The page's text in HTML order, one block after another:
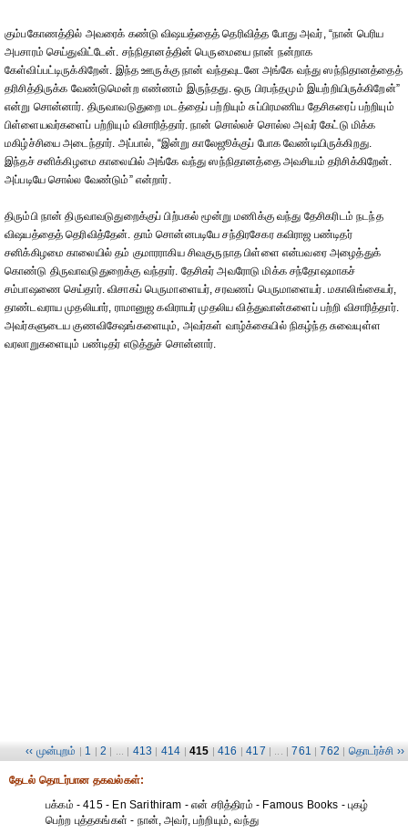
கும்பகோணத்தில் அவரைக் கண்டு விஷயத்தைத் தெரிவித்த போது அவர், “நான் பெரிய
அபசாரம் செய்துவிட்டேன். சந்நிதானத்தின் பெருமையை நான் நன்றாக
கேள்விப்பட்டிருக்கிறேன். இந்த ஊருக்கு நான் வந்தவுடனே அங்கே வந்து ஸந்நிதானத்தைத்
தரிசித்திருக்க வேண்டுமென்ற எண்ணம் இருந்தது. ஒரு பிரபந்தமும் இயற்றியிருக்கிறேன்”
என்று சொன்னார். திருவாவடுதுறை மடத்தைப் பற்றியும் சுப்பிரமணிய தேசிகரைப் பற்றியும்
பிள்ளையவர்களைப் பற்றியும் விசாரித்தார். நான் சொல்லச் சொல்ல அவர் கேட்டு மிக்க
மகிழ்ச்சியை அடைந்தார். அப்பால், “இன்று காலேஜூக்குப் போக வேண்டியிருக்கிறது.
இந்தச் சனிக்கிழமை காலையில் அங்கே வந்து ஸந்நிதானத்தை அவசியம் தரிசிக்கிறேன்.
அப்படியே சொல்ல வேண்டும்” என்றார்.
திரும்பி நான் திருவாவடுதுறைக்குப் பிற்பகல் மூன்று மணிக்கு வந்து தேசிகரிடம் நடந்த
விஷயத்தைத் தெரிவித்தேன். தாம் சொன்னபடியே சந்திரசேகர கவிராஜ பண்டிதர்
சனிக்கிழமை காலையில் தம் குமாரராகிய சிவகுருநாத பிள்ளை என்பவரை அழைத்துக்
கொண்டு திருவாவடுதுறைக்கு வந்தார். தேசிகர் அவரோடு மிக்க சந்தோஷமாகச்
சம்பாஷணை செய்தார். விசாகப் பெருமாளையர், சரவணப் பெருமாளையர். மகாலிங்கையர்,
தாண்டவராய முதலியார், ராமானுஜ கவிராயர் முதலிய வித்துவான்களைப் பற்றி விசாரித்தார்.
அவர்களுடைய குணவிசேஷங்களையும், அவர்கள் வாழ்க்கையில் நிகழ்ந்த சுவையுள்ள
வரலாறுகளையும் பண்டிதர் எடுத்துச் சொன்னார்.
‹‹ முன்புறம் | 1 | 2 | ... | 413 | 414 | 415 | 416 | 417 | ... | 761 | 762 | தொடர்ச்சி ››
தேட‌ல் தொட‌ர்பான தகவ‌ல்க‌ள்:
பக்கம் - 415 - En Sarithiram - என் சரித்திரம் - Famous Books - புகழ்
பெற்ற புத்தகங்கள் - நான், அவர், பற்றியும், வந்து